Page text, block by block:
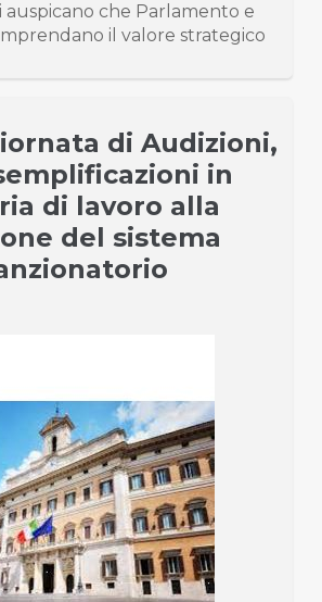
auspicano che Parlamento e
il valore strategico
di Audizioni,
in
di lavoro alla
del sistema